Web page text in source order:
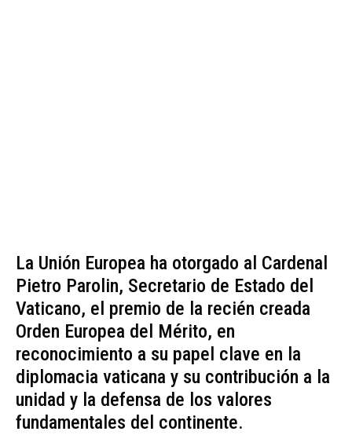
La Unión Europea ha otorgado al Cardenal
Pietro Parolin, Secretario de Estado del
Vaticano, el premio de la recién creada
Orden Europea del Mérito, en
reconocimiento a su papel clave en la
diplomacia vaticana y su contribución a la
unidad y la defensa de los valores
fundamentales del continente.